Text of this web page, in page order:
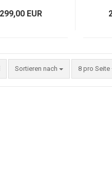
299,00 EUR
Sortieren nach 8 pro Seite